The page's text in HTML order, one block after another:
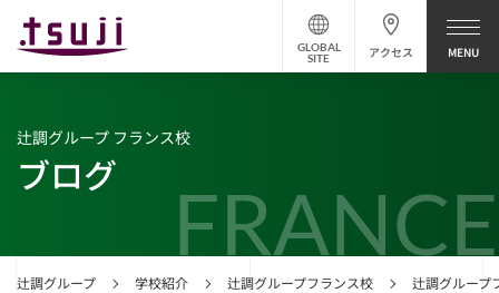
アクセス
GLOBAL
SITE
FRANCE
辻調グループ 学校紹介 辻調グループフランス校 辻調グループ
辻調グループ フランス校
ブログ